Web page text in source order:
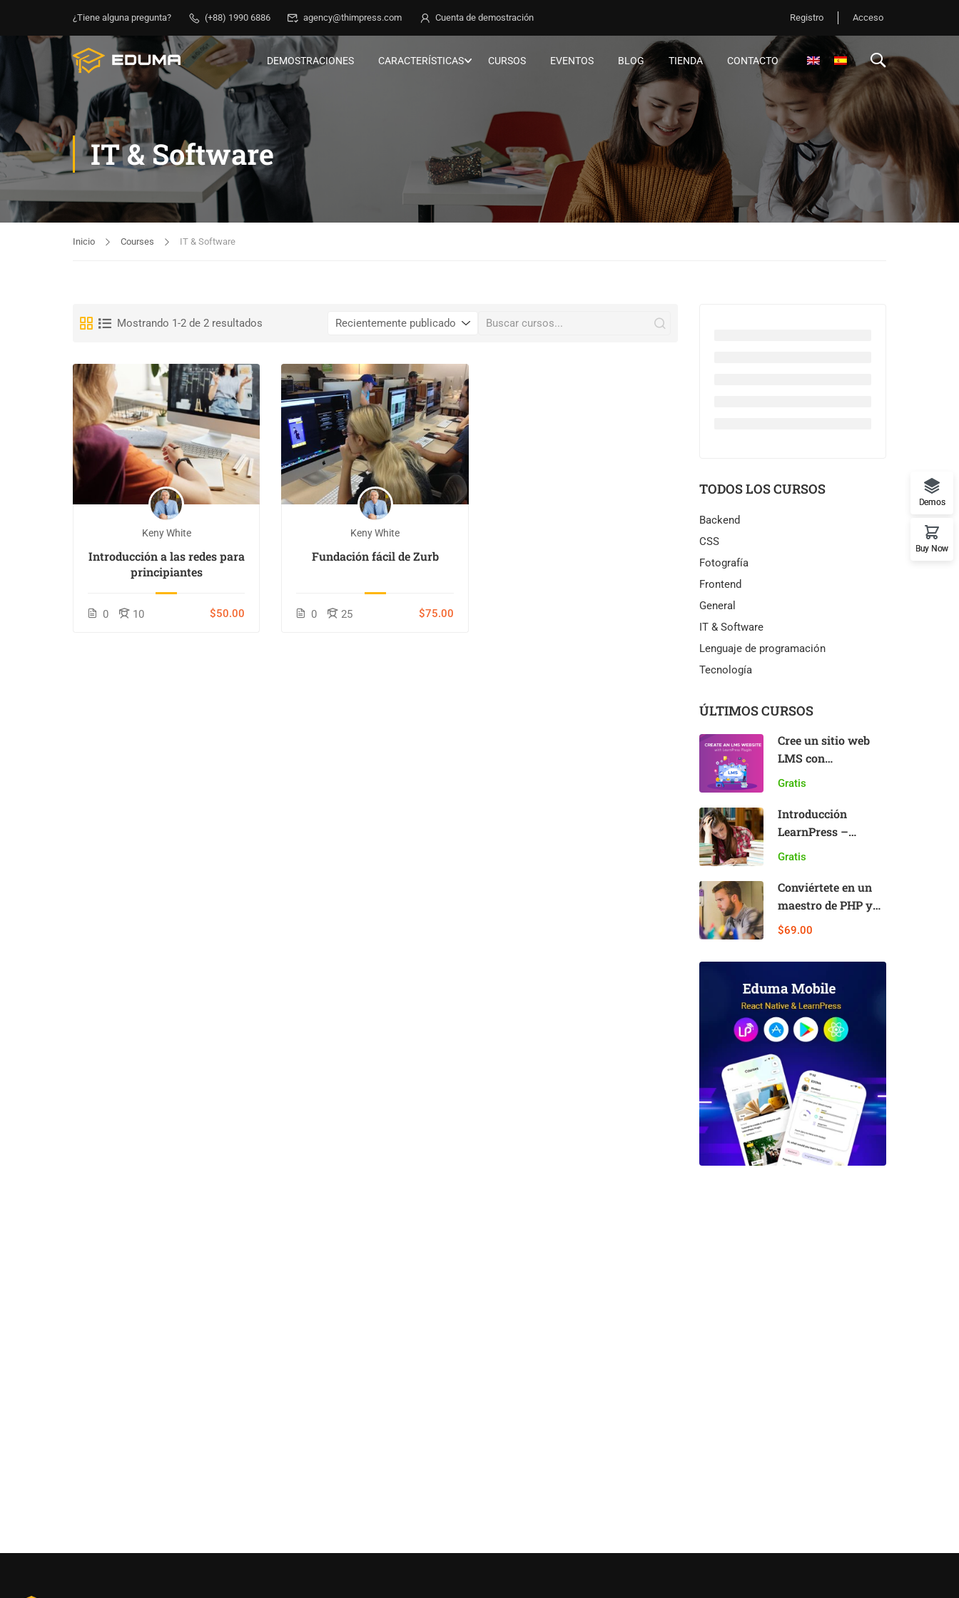
¿Tiene alguna pregunta? (+88) 1990 6886 agency@thimpress.com Cuenta de demostración Registro Acceso
DEMOSTRACIONES CARACTERÍSTICAS CURSOS EVENTOS BLOG TIENDA CONTACTO
IT & Software
Inicio Courses IT & Software
Mostrando 1-2 de 2 resultados
Keny White
Introducción a las redes para
principiantes
0 10 $50.00
Keny White
Fundación fácil de Zurb
0 25 $75.00
TODOS LOS CURSOS
Backend
CSS
Fotografía
Frontend
General
IT & Software
Lenguaje de programación
Tecnología
ÚLTIMOS CURSOS
Cree un sitio web
LMS con
LearnPress
Gratis
Introducción
LearnPress –
Complemento LMS
Gratis
Conviértete en un
maestro de PHP y
gana dinero
$69.00
Demos
Buy Now